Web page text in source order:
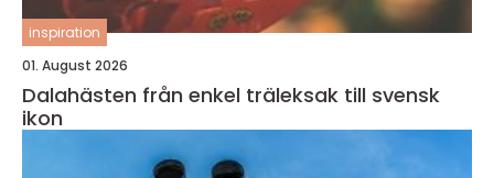
inspiration
01. August 2026
Dalahästen från enkel träleksak till svensk
ikon